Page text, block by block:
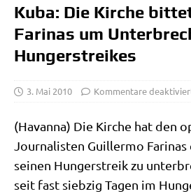
Kuba: Die Kirche
Farinas um
Hungerstreikes
3. Mai 2010 Kommentare
(Havan­na) Die Kir­che hat den
Jour­na­li­sten Guil­ler­mo Fari­nas
sei­nen Hun­ger­streik zu
seit fast sieb­zig Tagen im